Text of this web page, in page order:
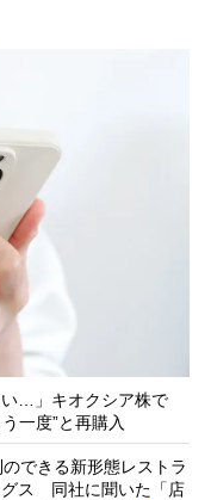
い…」キオクシア株で
一度”と再購入
できる新形態レストラ
グス 同社に聞いた「店